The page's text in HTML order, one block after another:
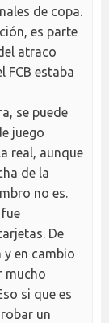
de copa.
es parte
atraco
FCB estaba
se puede
juego
real, aunque
de la
no es.
De
y en cambio
mucho
si que es
un